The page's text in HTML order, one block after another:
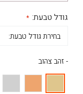
גודל טבעת:
- זהב צהוב